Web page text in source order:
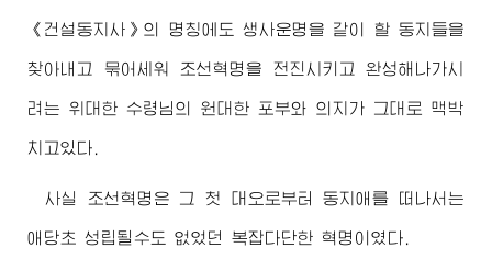
《건설동지사》의 명칭에도 생사운명을 같이 할 동지들을
찾아내고 묶어세워 조선혁명을 전진시키고 완성해나가시
려는 위대한 수령님의 원대한 포부와 의지가 그대로 맥박
치고있다.
사실 조선혁명은 그 첫 대오로부터 동지애를 떠나서는
애당초 성립될수도 없었던 복잡다단한 혁명이였다.